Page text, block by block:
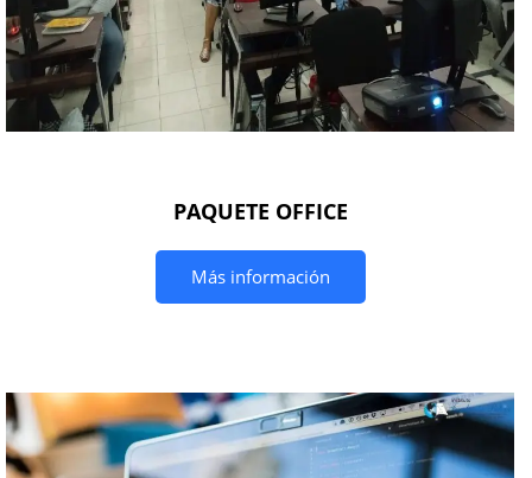
PAQUETE OFFICE
Más información